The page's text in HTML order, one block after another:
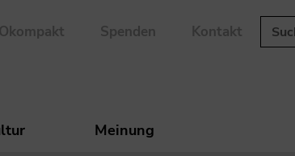
Spenden Kontakt
Meinung